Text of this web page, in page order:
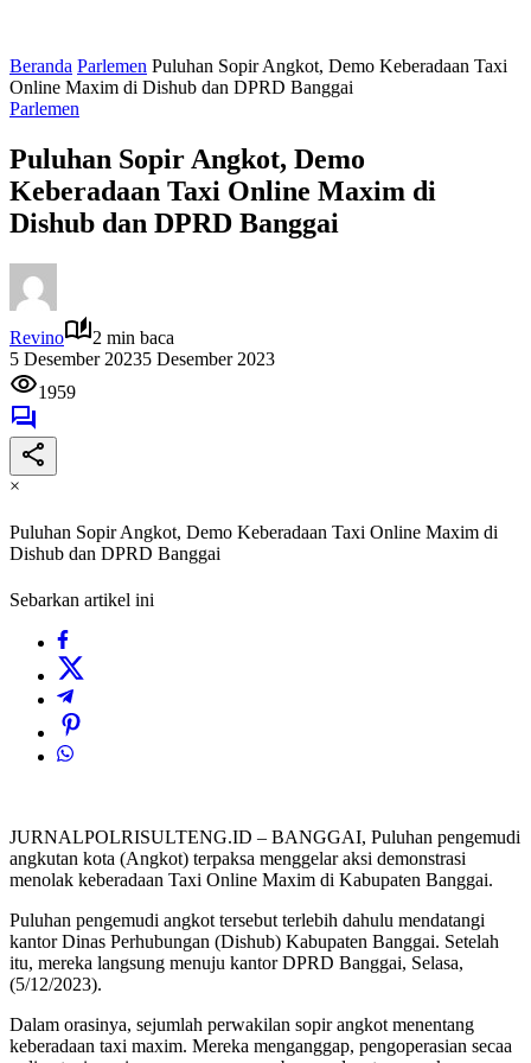
Beranda Parlemen Puluhan Sopir Angkot, Demo Keberadaan Taxi
Online Maxim di Dishub dan DPRD Banggai
Parlemen
Puluhan Sopir Angkot, Demo
Keberadaan Taxi Online Maxim di
Dishub dan DPRD Banggai
Revino
2 min baca
5 Desember 20235 Desember 2023
1959
×
Puluhan Sopir Angkot, Demo Keberadaan Taxi Online Maxim di
Dishub dan DPRD Banggai
Sebarkan artikel ini
JURNALPOLRISULTENG.ID – BANGGAI, Puluhan pengemudi
angkutan kota (Angkot) terpaksa menggelar aksi demonstrasi
menolak keberadaan Taxi Online Maxim di Kabupaten Banggai.
Puluhan pengemudi angkot tersebut terlebih dahulu mendatangi
kantor Dinas Perhubungan (Dishub) Kabupaten Banggai. Setelah
itu, mereka langsung menuju kantor DPRD Banggai, Selasa,
(5/12/2023).
Dalam orasinya, sejumlah perwakilan sopir angkot menentang
keberadaan taxi maxim. Mereka menganggap, pengoperasian secaa